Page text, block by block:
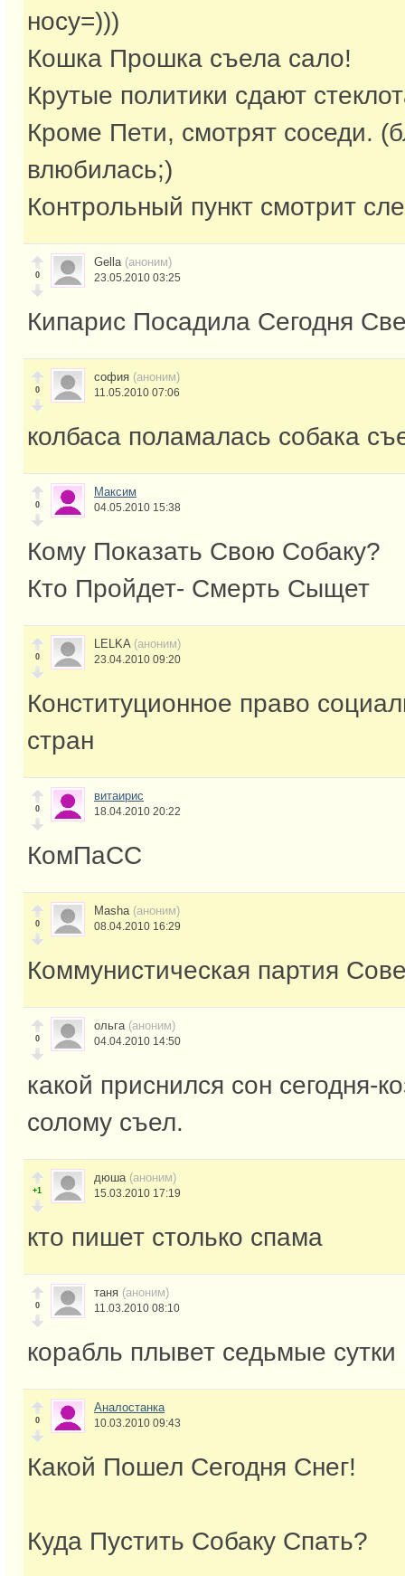
носу=)))
Кошка Прошка съела сало!
Крутые политики сдают
Кроме Пети, смотрят соседи.
влюбилась;)
Контрольный пункт смотрит
0
Gella (аноним)
23.05.2010 03:25
Кипарис Посадила Сегодня
0
софия (аноним)
11.05.2010 07:06
колбаса поламалась собака
0
Максим
04.05.2010 15:38
Кому Показать Свою Собаку?
Кто Пройдет- Смерть Сыщет
0
LELKA (аноним)
23.04.2010 09:20
Конституционное право
стран
0
витаирис
18.04.2010 20:22
КомПаСС
0
Masha (аноним)
08.04.2010 16:29
Коммунистическая партия
0
ольга (аноним)
04.04.2010 14:50
какой приснился сон сегодня-
солому съел.
+1
дюша (аноним)
15.03.2010 17:19
кто пишет столько спама
0
таня (аноним)
11.03.2010 08:10
корабль плывет седьмые сутки
0
Аналостанка
10.03.2010 09:43
Какой Пошел Сегодня Снег!
Куда Пустить Собаку Спать?